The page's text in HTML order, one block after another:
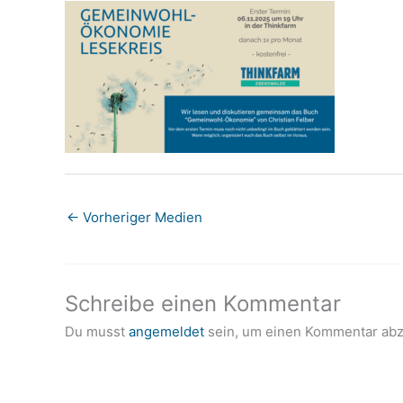
← Vorheriger Medien
Schreibe einen Kommentar
Du musst angemeldet sein, um einen Kommentar